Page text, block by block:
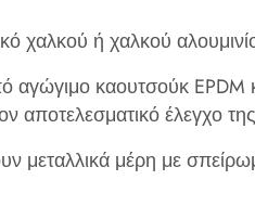
χαλκού ή χαλκού
καουτσούκ EPDM
αποτελεσματικό έλεγχο
μεταλλικά μέρη με